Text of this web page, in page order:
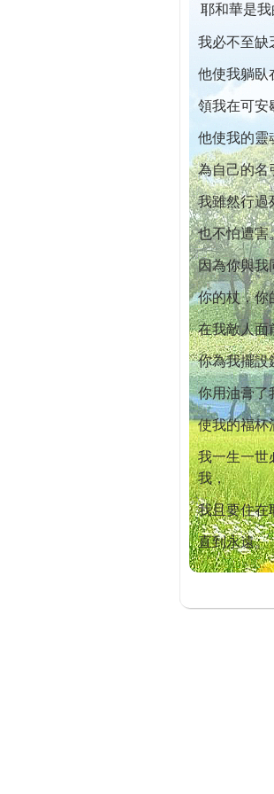
耶和華是我
我必不至缺
他使我躺臥
領我在可安
他使我的靈
為自己的名
我雖然行過
也不怕遭害
因為你與我
你的杖，你
在我敵人面
你為我擺設
你用油膏了
使我的福杯
我一生一世
我，
我且要住在
直到永遠。
本院自開幕迄今已篩檢